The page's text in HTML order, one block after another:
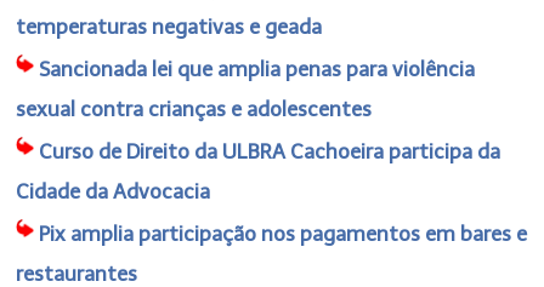
temperaturas negativas e geada
Sancionada lei que amplia penas para violência
sexual contra crianças e adolescentes
Curso de Direito da ULBRA Cachoeira participa da
Cidade da Advocacia
Pix amplia participação nos pagamentos em bares e
restaurantes